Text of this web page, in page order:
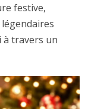
festive,
à travers un